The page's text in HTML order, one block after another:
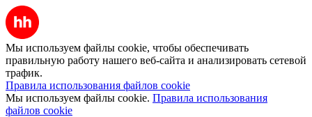
Мы используем файлы cookie, чтобы обеспечивать
правильную работу нашего веб-сайта и анализировать сетевой
трафик.
Правила использования файлов cookie
Мы используем файлы cookie. Правила использования
файлов cookie